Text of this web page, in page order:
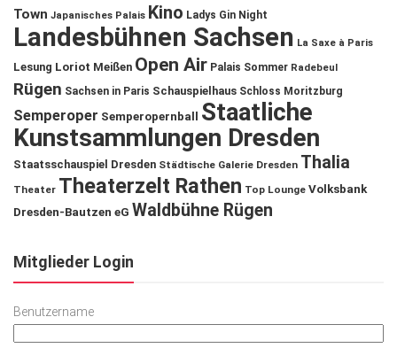
Town Japanisches Palais Kino Ladys Gin Night
Landesbühnen Sachsen La Saxe à Paris
Lesung Loriot Meißen Open Air Palais Sommer Radebeul
Rügen Sachsen in Paris Schauspielhaus Schloss Moritzburg
Semperoper Semperopernball
Staatliche
Kunstsammlungen Dresden
Staatsschauspiel Dresden Städtische Galerie Dresden Thalia
Theater Theaterzelt Rathen Top Lounge Volksbank
Dresden-Bautzen eG Waldbühne Rügen
Mitglieder Login
Benutzername